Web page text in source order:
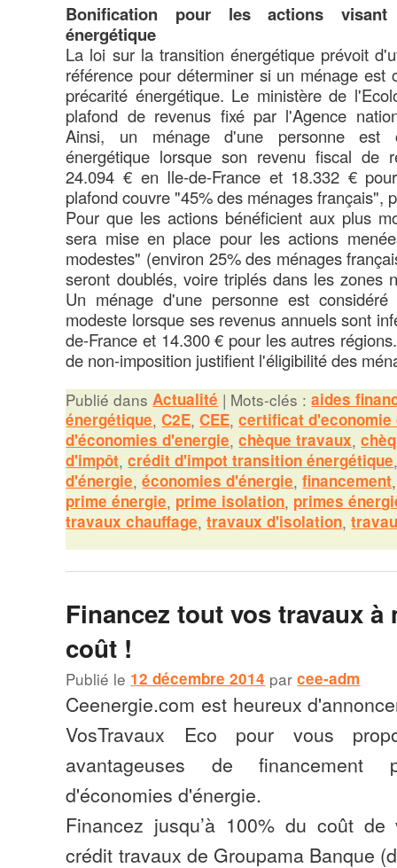
Bonification pour les actions
énergétique
La loi sur la transition énergétique prévoit
référence pour déterminer si un ménage est
précarité énergétique. Le ministère de
plafond de revenus fixé par l'Agence
Ainsi, un ménage d'une personne est
énergétique lorsque son revenu fiscal de
24.094 € en Ile-de-France et 18.332 €
plafond couvre "45% des ménages français",
Pour que les actions bénéficient aux plus
sera mise en place pour les actions
modestes" (environ 25% des ménages
seront doublés, voire triplés dans les zones
Un ménage d'une personne est
modeste lorsque ses revenus annuels sont
de-France et 14.300 € pour les autres
de non-imposition justifient l'éligibilité des
Publié dans Actualité | Mots-clés : aides
énergétique,C2E,CEE,certificat d'economie
d'économies d'energie,chèque travaux,
d'impôt,crédit d'impot transition énergétique
d'énergie,économies d'énergie,financement
prime énergie, prime isolation, primes
travaux chauffage,travaux d'isolation,
Financez tout vos travaux à
coût !
Publié le 12 décembre 2014 parcee-adm
Ceenergie.com est heureux
VosTravaux Eco pour vous
avantageuses de
d'économies d'énergie.
Financez jusqu’à 100% du coût
crédit travaux de Groupama Banque